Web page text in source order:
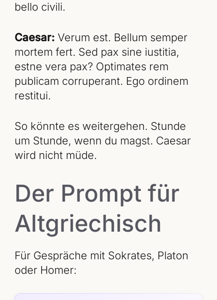
bello civili.
Caesar: Verum est. Bellum semper
mortem fert. Sed pax sine iustitia,
estne vera pax? Optimates rem
publicam corruperant. Ego ordinem
restitui.
So könnte es weitergehen. Stunde
um Stunde, wenn du magst. Caesar
wird nicht müde.
Der Prompt für
Altgriechisch
Für Gespräche mit Sokrates, Platon
oder Homer: